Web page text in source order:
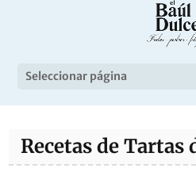
Seleccionar página
Recetas de Tartas